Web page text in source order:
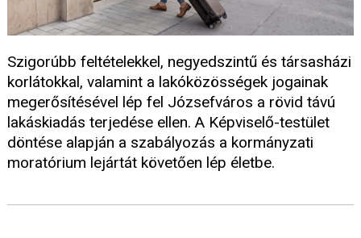
Szigorúbb feltételekkel, negyedszintű és társasházi
korlátokkal, valamint a lakóközösségek jogainak
megerősítésével lép fel Józsefváros a rövid távú
lakáskiadás terjedése ellen. A Képviselő-testület
döntése alapján a szabályozás a kormányzati
moratórium lejártát követően lép életbe.